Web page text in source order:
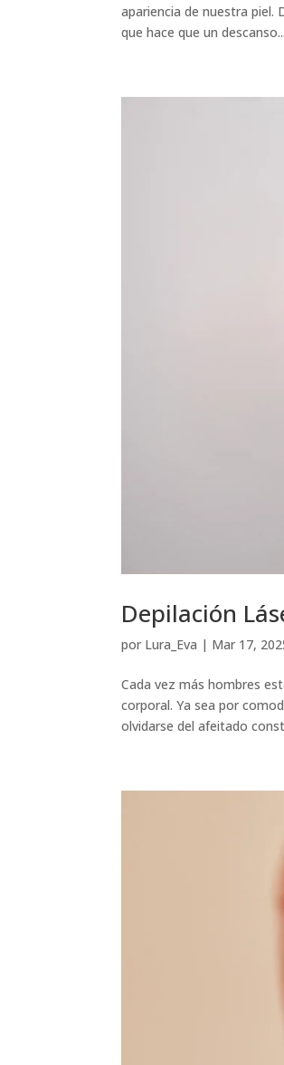
apariencia de nuestra piel.
que hace que un descanso...
Depilación
por Lura_Eva | Mar 17,
Cada vez más hombres
corporal. Ya sea por
olvidarse del afeitado